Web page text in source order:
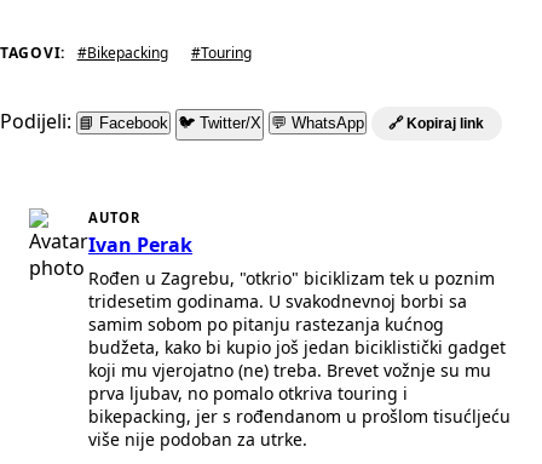
TAGOVI: #Bikepacking #Touring
Podijeli: 📘 Facebook 🐦 Twitter/X 💬 WhatsApp 🔗 Kopiraj link
AUTOR
Ivan Perak
Rođen u Zagrebu, "otkrio" biciklizam tek u poznim
tridesetim godinama. U svakodnevnoj borbi sa
samim sobom po pitanju rastezanja kućnog
budžeta, kako bi kupio još jedan biciklistički gadget
koji mu vjerojatno (ne) treba. Brevet vožnje su mu
prva ljubav, no pomalo otkriva touring i
bikepacking, jer s rođendanom u prošlom tisućljeću
više nije podoban za utrke.